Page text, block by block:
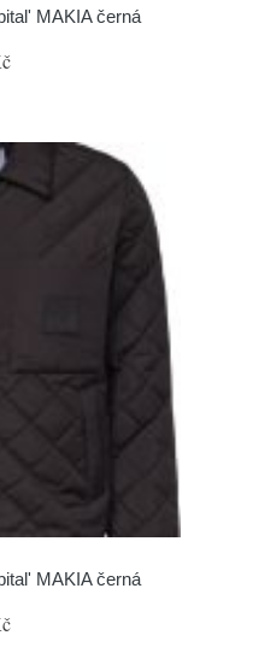
MAKIA černá
MAKIA černá